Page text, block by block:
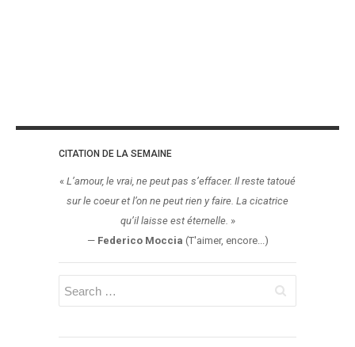
CITATION DE LA SEMAINE
« L’amour, le vrai, ne peut pas s’effacer. Il reste tatoué
sur le coeur et l’on ne peut rien y faire. La cicatrice
qu’il laisse est éternelle. »
— Federico Moccia (T'aimer, encore...)